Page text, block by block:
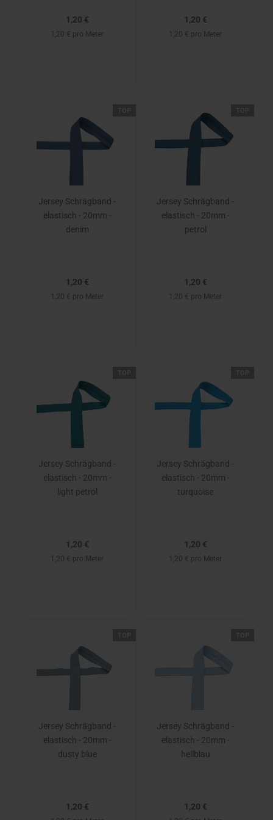
1,20 €
1,20 € pro Meter
1,20 €
1,20 € pro Meter
Jersey Schrägband -
elastisch - 20mm -
denim
1,20 €
1,20 € pro Meter
Jersey Schrägband -
elastisch - 20mm -
petrol
1,20 €
1,20 € pro Meter
Jersey Schrägband -
elastisch - 20mm -
light petrol
1,20 €
1,20 € pro Meter
Jersey Schrägband -
elastisch - 20mm -
turquoise
1,20 €
1,20 € pro Meter
Jersey Schrägband -
elastisch - 20mm -
dusty blue
1,20 €
Jersey Schrägband -
elastisch - 20mm -
hellblau
1,20 €